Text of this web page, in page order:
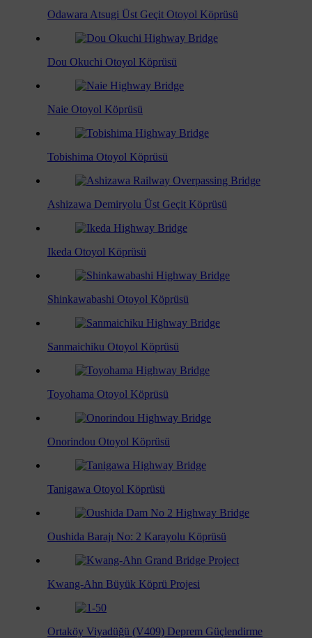
Odawara Atsugi Üst Geçit Otoyol Köprüsü
Dou Okuchi Otoyol Köprüsü
Naie Otoyol Köprüsü
Tobishima Otoyol Köprüsü
Ashizawa Demiryolu Üst Geçit Köprüsü
Ikeda Otoyol Köprüsü
Shinkawabashi Otoyol Köprüsü
Sanmaichiku Otoyol Köprüsü
Toyohama Otoyol Köprüsü
Onorindou Otoyol Köprüsü
Tanigawa Otoyol Köprüsü
Oushida Barajı No: 2 Karayolu Köprüsü
Kwang-Ahn Büyük Köprü Projesi
Ortaköy Viyadüğü (V409) Deprem Güçlendirme